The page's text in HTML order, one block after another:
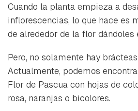
Cuando la planta empieza a
inflorescencias, lo que hace es
de alrededor de la flor dándoles
Pero, no solamente hay
Actualmente, podemos
Flor de Pascua con hojas de
rosa, naranjas o bicolores.